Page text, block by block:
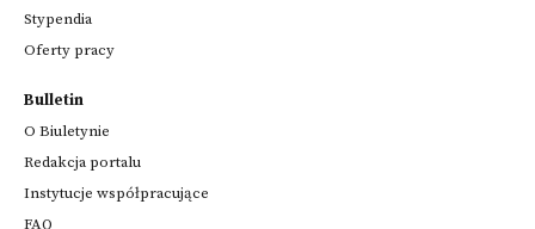
Stypendia
Oferty pracy
Bulletin
O Biuletynie
Redakcja portalu
Instytucje współpracujące
FAQ